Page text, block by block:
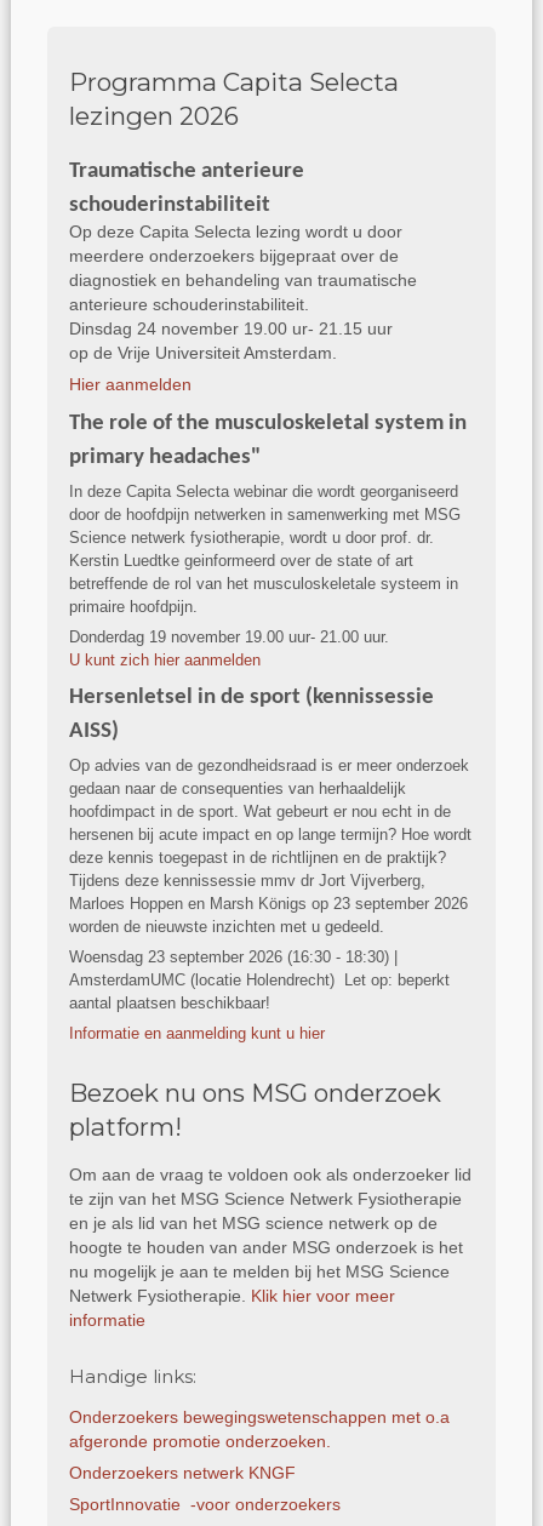
Programma Capita Selecta
lezingen 2026
Traumatische anterieure
schouderinstabiliteit
Op deze Capita Selecta lezing wordt u door
meerdere onderzoekers bijgepraat over de
diagnostiek en behandeling van traumatische
anterieure schouderinstabiliteit.
Dinsdag 24 november 19.00 ur- 21.15 uur
op de Vrije Universiteit Amsterdam.
Hier aanmelden
The role of the musculoskeletal system in
primary headaches"
In deze Capita Selecta webinar die wordt georganiseerd
door de hoofdpijn netwerken in samenwerking met MSG
Science netwerk fysiotherapie, wordt u door prof. dr.
Kerstin Luedtke geinformeerd over de state of art
betreffende de rol van het musculoskeletale systeem in
primaire hoofdpijn.
Donderdag 19 november 19.00 uur- 21.00 uur.
U kunt zich hier aanmelden
Hersenletsel in de sport (kennissessie
AISS)
Op advies van de gezondheidsraad is er meer onderzoek
gedaan naar de consequenties van herhaaldelijk
hoofdimpact in de sport. Wat gebeurt er nou echt in de
hersenen bij acute impact en op lange termijn? Hoe wordt
deze kennis toegepast in de richtlijnen en de praktijk?
Tijdens deze kennissessie mmv dr Jort Vijverberg,
Marloes Hoppen en Marsh Königs op 23 september 2026
worden de nieuwste inzichten met u gedeeld.
Woensdag 23 september 2026 (16:30 - 18:30) |
AmsterdamUMC (locatie Holendrecht) Let op: beperkt
aantal plaatsen beschikbaar!
Informatie en aanmelding kunt u hier
Bezoek nu ons MSG onderzoek
platform!
Om aan de vraag te voldoen ook als onderzoeker lid
te zijn van het MSG Science Netwerk Fysiotherapie
en je als lid van het MSG science netwerk op de
hoogte te houden van ander MSG onderzoek is het
nu mogelijk je aan te melden bij het MSG Science
Netwerk Fysiotherapie. Klik hier voor meer
informatie
Handige links:
Onderzoekers bewegings­weten­schap­pen met o.a
afgeronde promotie onderzoeken.
Onderzoekers netwerk KNGF
SportInnovatie -voor onderzoekers